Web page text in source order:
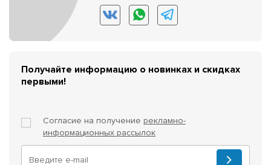
Получайте информацию о новинках и скидках
первыми!
Согласие на получение рекламно-
информационных рассылок